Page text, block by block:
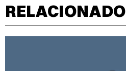
RELACIONADO